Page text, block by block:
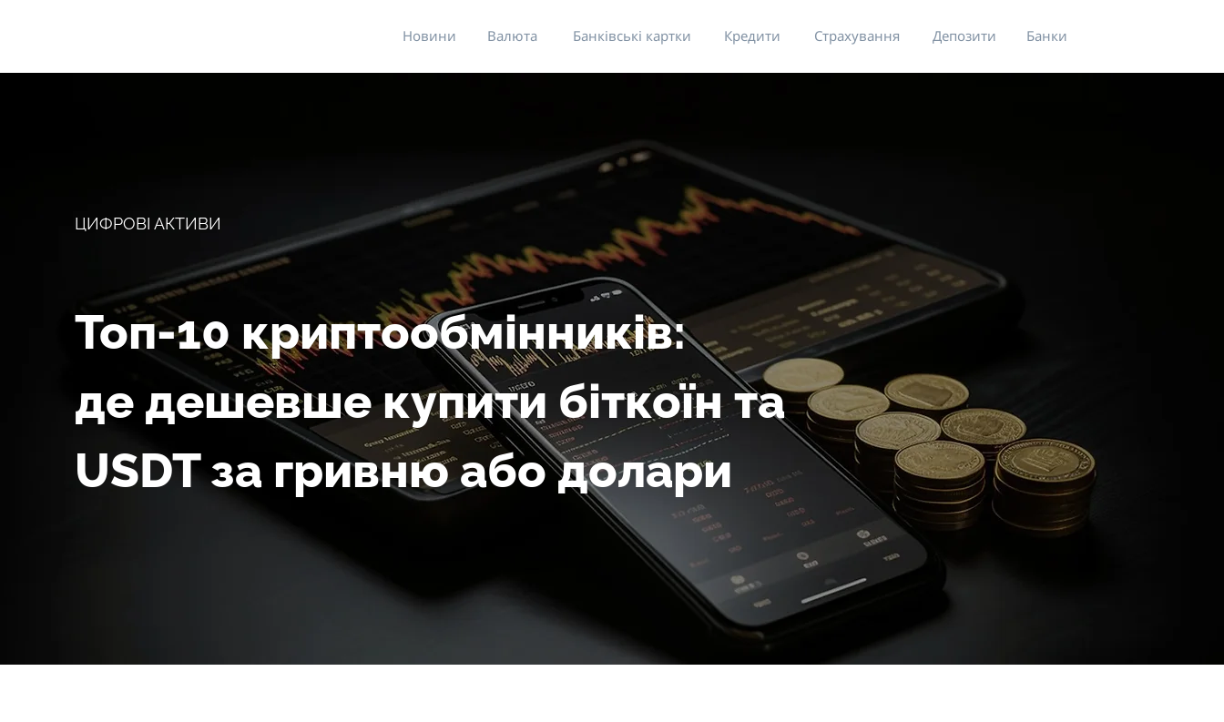
Новини Валюта Банківські картки Кредити Страхування Депозити Банки
ЦИФРОВІ АКТИВИ
Топ-10 криптообмінників:
де дешевше купити біткоїн та
USDT за гривню або долари